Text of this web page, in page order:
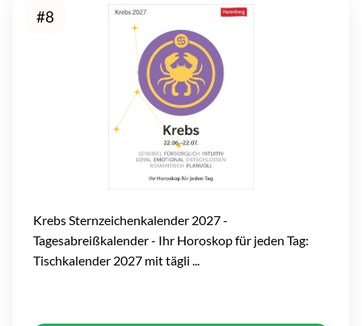
#8
Krebs Sternzeichenkalender 2027 -
Tagesabreißkalender - Ihr Horoskop für jeden Tag:
Tischkalender 2027 mit tägli ...